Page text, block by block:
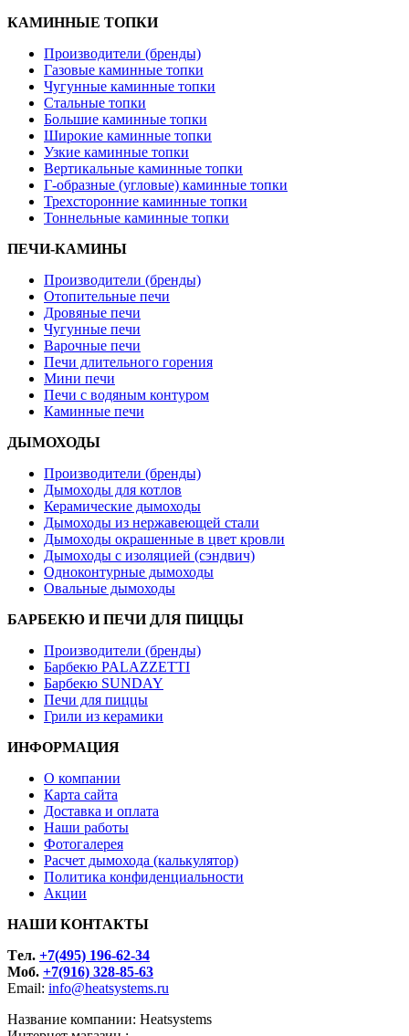
КАМИННЫЕ ТОПКИ
Производители (бренды)
Газовые каминные топки
Чугунные каминные топки
Стальные топки
Большие каминные топки
Широкие каминные топки
Узкие каминные топки
Вертикальные каминные топки
Г-образные (угловые) каминные топки
Трехсторонние каминные топки
Тоннельные каминные топки
ПЕЧИ-КАМИНЫ
Производители (бренды)
Отопительные печи
Дровяные печи
Чугунные печи
Варочные печи
Печи длительного горения
Мини печи
Печи с водяным контуром
Каминные печи
ДЫМОХОДЫ
Производители (бренды)
Дымоходы для котлов
Керамические дымоходы
Дымоходы из нержавеющей стали
Дымоходы окрашенные в цвет кровли
Дымоходы с изоляцией (сэндвич)
Одноконтурные дымоходы
Овальные дымоходы
БАРБЕКЮ И ПЕЧИ ДЛЯ ПИЦЦЫ
Производители (бренды)
Барбекю PALAZZETTI
Барбекю SUNDAY
Печи для пиццы
Грили из керамики
ИНФОРМАЦИЯ
О компании
Карта сайта
Доставка и оплата
Наши работы
Фотогалерея
Расчет дымохода (калькулятор)
Политика конфиденциальности
Акции
НАШИ КОНТАКТЫ
Tел. +7(495) 196-62-34
Моб. +7(916) 328-85-63
Email: info@heatsystems.ru
Название компании: Heatsystems